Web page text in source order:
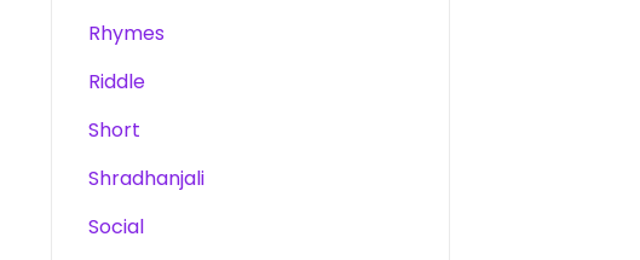
Rhymes
Riddle
Short
Shradhanjali
Social